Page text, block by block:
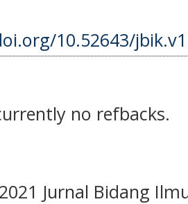
10.52643/
no refbacks.
Jurnal Bidang